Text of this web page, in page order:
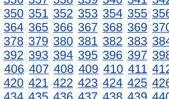
350 351 352 353 354 355
364 365 366 367 368 369
378 379 380 381 382 383
392 393 394 395 396 397
406 407 408 409 410 411
420 421 422 423 424 425